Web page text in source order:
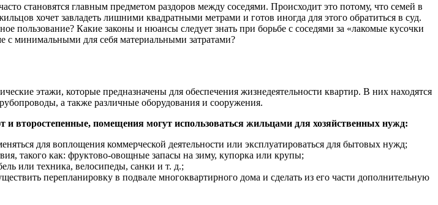
становятся главным предметом раздоров между соседями. Происходит это потому, что семей в
хочет завладеть лишними квадратными метрами и готов иногда для этого обратиться в суд.
пользование? Какие законы и нюансы следует знать при борьбе с соседями за «лакомые кусочки
с минимальными для себя материальными затратами?
этажи, которые предназначены для обеспечения жизнедеятельности квартир. В них находятся
а также различные оборудования и сооружения.
помещения могут использоваться жильцами для хозяйственных нужд:
для воплощения коммерческой деятельности или эксплуатироваться для бытовых нужд;
такого как: фруктово-овощные запасы на зиму, купорка или крупы;
или техника, велосипеды, санки и т. д.;
перепланировку в подвале многоквартирного дома и сделать из его части дополнительную